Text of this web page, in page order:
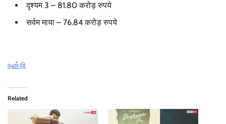
दृश्यम 3 – 81.80 करोड़ रुपये
सर्वम माया – 76.84 करोड़ रुपये
நன்றி
Related